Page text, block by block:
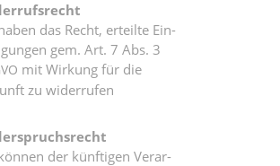
das Recht, erteil­te Ein­
gem. Art. 7 Abs. 3
mit Wir­kung für die
zu widerrufen
der künf­ti­gen Ver­ar­